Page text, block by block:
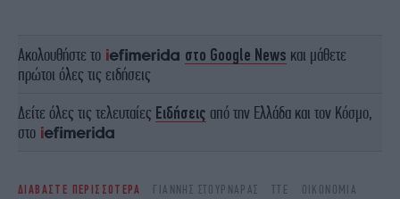
Ακολουθήστε το στο Google News και μάθετε
πρώτοι όλες τις ειδήσεις
Δείτε όλες τις τελευταίες Ειδήσεις από την Ελλάδα και τον Κόσμο,
στο
ΔΙΑΒΑΣΤΕ ΠΕΡΙΣΣΟΤΕΡΑ ΓΙΆΝΝΗΣ ΣΤΟΥΡΝΆΡΑΣ ΤΤΕ
ΟΙΚΟΝΟΜΊΑ